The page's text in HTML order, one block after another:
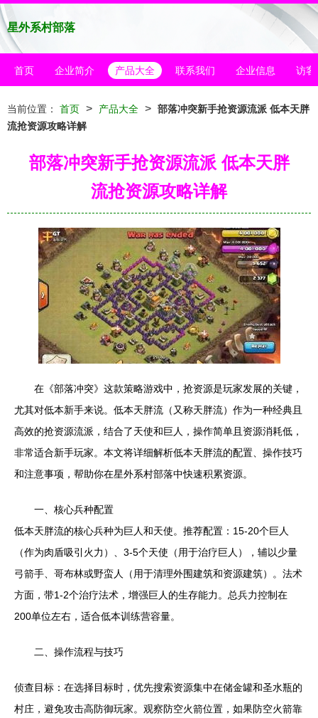
星外系村部落
首页 企业简介 产品大全 联系我们 企业信息 访客
当前位置： 首页 > 产品大全 > 部落冲突新手抢资源流派 低本天胖
流抢资源攻略详解
部落冲突新手抢资源流派 低本天胖
流抢资源攻略详解
在《部落冲突》这款策略游戏中，抢资源是玩家发展的关键，
尤其对低本新手来说。低本天胖流（又称天胖流）作为一种经典且
高效的抢资源流派，结合了天使和巨人，操作简单且资源消耗低，
非常适合新手玩家。本文将详细解析低本天胖流的配置、操作技巧
和注意事项，帮助你在星外系村部落中快速积累资源。
一、核心兵种配置
低本天胖流的核心兵种为巨人和天使。推荐配置：15-20个巨人
（作为肉盾吸引火力）、3-5个天使（用于治疗巨人），辅以少量
弓箭手、哥布林或野蛮人（用于清理外围建筑和资源建筑）。法术
方面，带1-2个治疗法术，增强巨人的生存能力。总兵力控制在
200单位左右，适合低本训练营容量。
二、操作流程与技巧
侦查目标：在选择目标时，优先搜索资源集中在储金罐和圣水瓶的
村庄，避免攻击高防御玩家。观察防空火箭位置，如果防空火箭靠